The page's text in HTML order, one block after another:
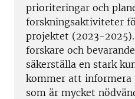
prioriteringar och
forskningsaktiviteter
projektet (2023-
forskare och
säkerställa en stark
kommer att informera
som är mycket